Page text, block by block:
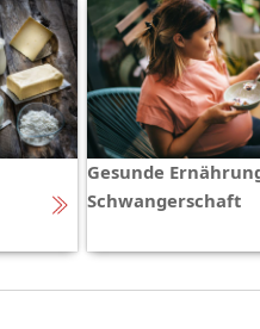
Gesunde
Schwangerschaft